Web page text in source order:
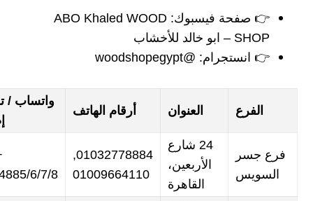
👉 صفحة فيسبوك: ABO Khaled WOOD
SHOP – ابو خالد للأخشاب
👉 انستجرام: @woodshopegypt
الفرع العنوان أرقام الهاتف
واتساب /
فرع جسر
السويس
24 شارع
الأربعين،
القاهرة
01032778884,
01009664110
6/7/8